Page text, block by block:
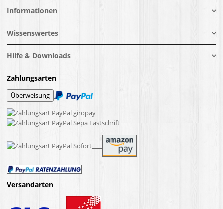
Informationen
Wissenswertes
Hilfe & Downloads
Zahlungsarten
Versandarten